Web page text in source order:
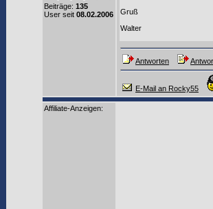
Beiträge: 135
User seit 08.02.2006
Gruß
Walter
Antworten
E-Mail an Rocky55
Affiliate-Anzeigen: